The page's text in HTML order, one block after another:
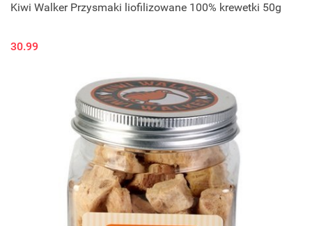
Kiwi Walker Przysmaki liofilizowane 100% krewetki 50g
30.99